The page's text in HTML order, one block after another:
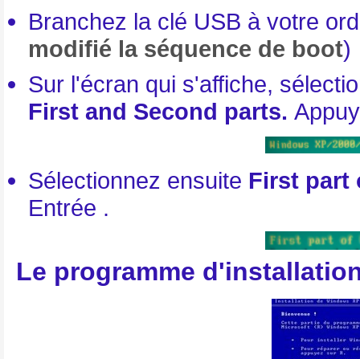
Branchez la clé USB à votre
modifié la séquence de boot)
Sur l'écran qui s'affiche,
First and Second parts.
Sélectionnez ensuite First part
Entrée .
Le programme